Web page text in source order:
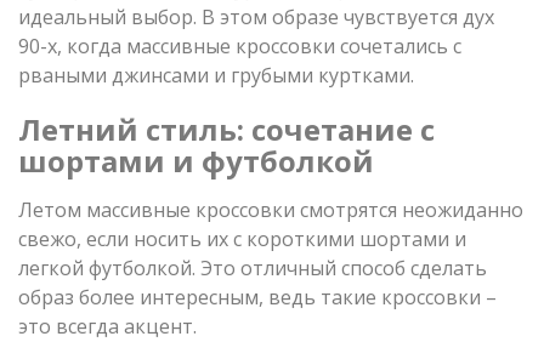
идеальный выбор. В этом образе чувствуется дух
90-х, когда массивные кроссовки сочетались с
рваными джинсами и грубыми куртками.
Летний стиль: сочетание с
шортами и футболкой
Летом массивные кроссовки смотрятся неожиданно
свежо, если носить их с короткими шортами и
легкой футболкой. Это отличный способ сделать
образ более интересным, ведь такие кроссовки –
это всегда акцент.